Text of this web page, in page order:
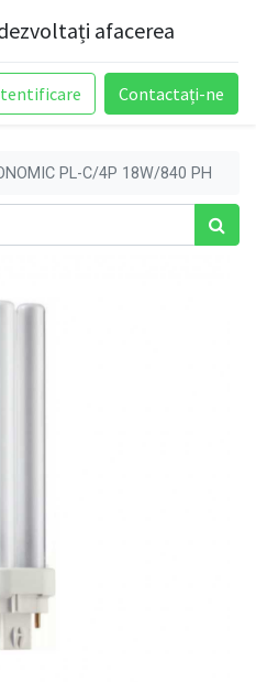
afacerea
Contactați-ne
PL-C/4P 18W/840 PH